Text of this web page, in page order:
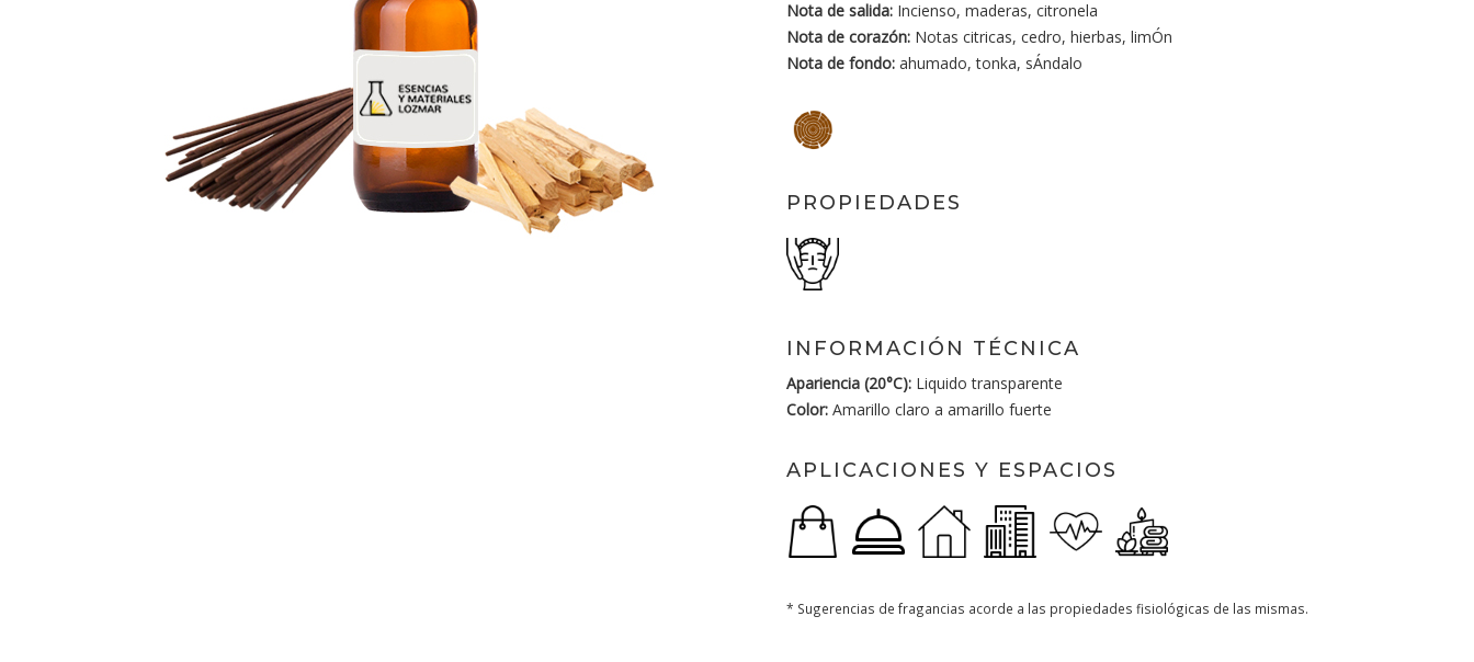
Nota de salida: Incienso, maderas, citronela
Nota de corazón: Notas citricas, cedro, hierbas, limÓn
Nota de fondo: ahumado, tonka, sÁndalo
PROPIEDADES
INFORMACIÓN TÉCNICA
Apariencia (20°C): Liquido transparente
Color: Amarillo claro a amarillo fuerte
APLICACIONES Y ESPACIOS
* Sugerencias de fragancias acorde a las propiedades fisiológicas de las mismas.